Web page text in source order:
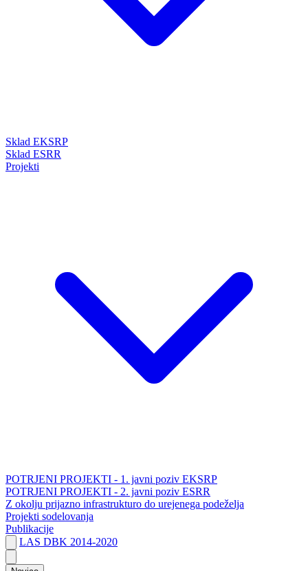
Sklad EKSRP
Sklad ESRR
Projekti
POTRJENI PROJEKTI - 1. javni poziv EKSRP
POTRJENI PROJEKTI - 2. javni poziv ESRR
Z okolju prijazno infrastrukturo do urejenega podeželja
Projekti sodelovanja
Publikacije
LAS DBK 2014-2020